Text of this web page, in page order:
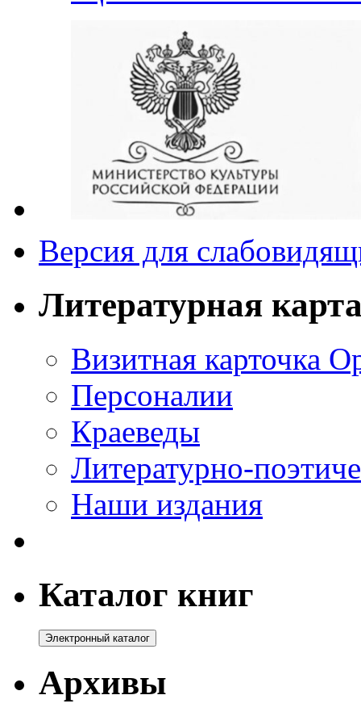
Версия для
Литературная
Визитная карточка
Персоналии
Краеведы
Литературно-
Наши издания
Каталог книг
Архивы